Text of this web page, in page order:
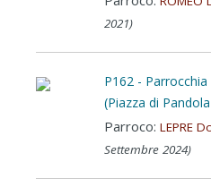
2021)
P162 -
(Piazza di
Parroco:LEPRE
Settembre 2024)